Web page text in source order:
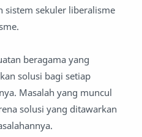
sistem sekuler liberalisme
beragama yang
solusi bagi setiap
Masalah yang muncul
solusi yang ditawarkan